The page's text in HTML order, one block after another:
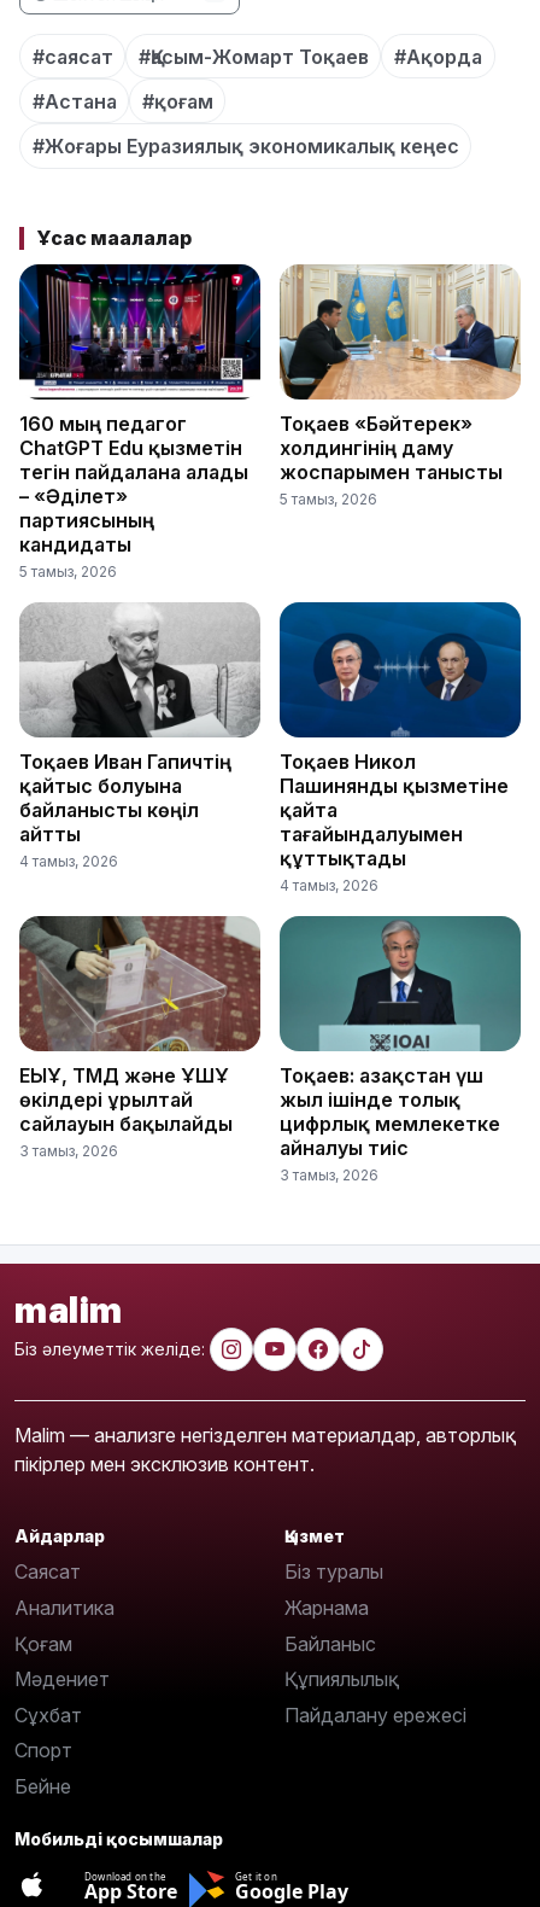
#саясат #Қасым-Жомарт Тоқаев
#Ақорда
#Астана
#қоғам
#Жоғары Еуразиялық экономикалық кеңес
Ұқсас мақалалар
160 мың педагог
ChatGPT Edu қызметін
тегін пайдалана алады
– «Әділет»
партиясының
кандидаты
5 тамыз, 2026
Тоқаев «Бәйтерек»
холдингінің даму
жоспарымен танысты
5 тамыз, 2026
Тоқаев Иван Гапичтің
қайтыс болуына
байланысты көңіл
айтты
4 тамыз, 2026
Тоқаев Никол
Пашинянды қызметіне
қайта
тағайындалуымен
құттықтады
4 тамыз, 2026
ЕҚЫҰ, ТМД және ҰҚШҰ
өкілдері Құрылтай
сайлауын бақылайды
3 тамыз, 2026
Тоқаев: Қазақстан үш
жыл ішінде толық
цифрлық мемлекетке
айналуы тиіс
3 тамыз, 2026
malim
Біз әлеуметтік желіде:
Malim — анализге негізделген материалдар, авторлық
пікірлер мен эксклюзив контент.
Айдарлар
Саясат
Аналитика
Қоғам
Мәдениет
Сұхбат
Спорт
Бейне
Қызмет
Біз туралы
Жарнама
Байланыс
Құпиялылық
Пайдалану ережесі
Мобильді қосымшалар
Download on the
App Store
Get it on
Google Play